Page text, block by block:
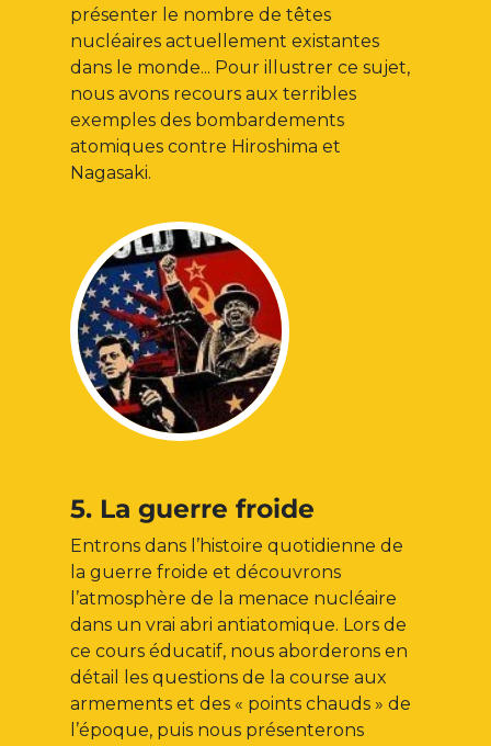
présenter le nombre de têtes
nucléaires actuellement existantes
dans le monde... Pour illustrer ce sujet,
nous avons recours aux terribles
exemples des bombardements
atomiques contre Hiroshima et
Nagasaki.
5. La guerre froide
Entrons dans l’histoire quotidienne de
la guerre froide et découvrons
l’atmosphère de la menace nucléaire
dans un vrai abri antiatomique. Lors de
ce cours éducatif, nous aborderons en
détail les questions de la course aux
armements et des « points chauds » de
l’époque, puis nous présenterons